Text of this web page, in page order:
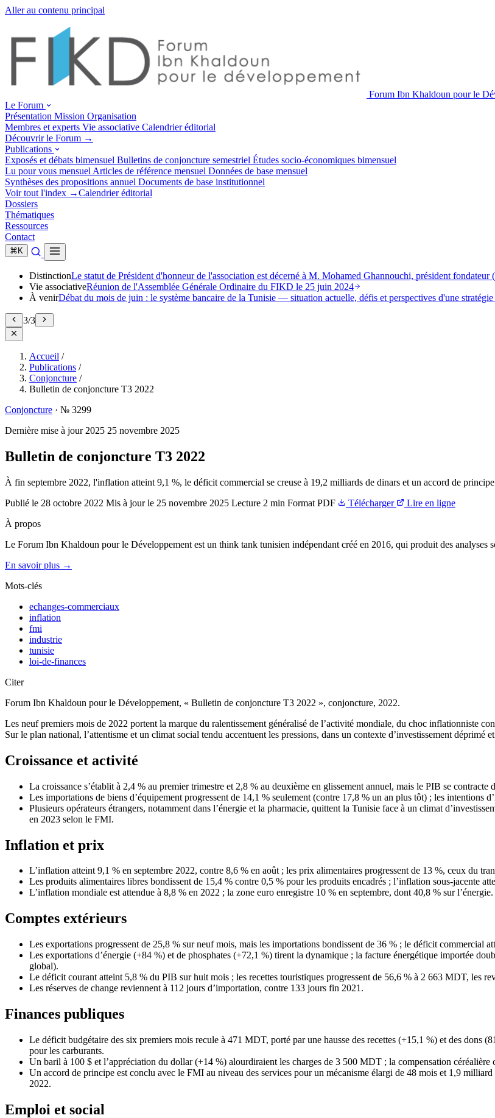
Aller au contenu principal
Forum Ibn Khaldoun pour le
Le Forum
Présentation Mission Organisation
Membres et experts Vie associative Calendrier éditorial
Découvrir le Forum →
Publications
Exposés et débats bimensuel Bulletins de conjoncture semestriel Études socio-économiques bimensuel
Lu pour vous mensuel Articles de référence mensuel Données de base mensuel
Synthèses des propositions annuel Documents de base institutionnel
Voir tout l'index →Calendrier éditorial
Dossiers
Thématiques
Ressources
Contact
⌘ K
DistinctionLe statut de Président d'honneur de l'association est décerné à M. Mohamed Ghannouchi, président fondateur
Vie associativeRéunion de l'Assemblée Générale Ordinaire du FIKD le 25 juin 2024
À venirDébat du mois de juin : le système bancaire de la Tunisie — situation actuelle, défis et perspectives d'une
3/3
Accueil /
Publications /
Conjoncture /
Bulletin de conjoncture T3 2022
Conjoncture · № 3299
Dernière mise à jour 2025 25 novembre 2025
Bulletin de conjoncture T3 2022
À fin septembre 2022, l'inflation atteint 9,1 %, le déficit commercial se creuse à 19,2 milliards de dinars et un accord de
Publié le 28 octobre 2022 Mis à jour le 25 novembre 2025 Lecture 2 min Format PDF Télécharger
Lire en ligne
À propos
Le Forum Ibn Khaldoun pour le Développement est un think tank tunisien indépendant créé en 2016, qui produit des analyses
En savoir plus →
Mots-clés
echanges-commerciaux
inflation
fmi
industrie
tunisie
loi-de-finances
Citer
Forum Ibn Khaldoun pour le Développement, « Bulletin de conjoncture T3 2022 », conjoncture, 2022.
Les neuf premiers mois de 2022 portent la marque du ralentissement généralisé de l’activité mondiale, du choc inflationniste
Sur le plan national, l’attentisme et un climat social tendu accentuent les pressions, dans un contexte d’investissement déprimé
Croissance et activité
La croissance s’établit à 2,4 % au premier trimestre et 2,8 % au deuxième en glissement annuel, mais le PIB se
Les importations de biens d’équipement progressent de 14,1 % seulement (contre 17,8 % un an plus tôt) ; les intentions
Plusieurs opérateurs étrangers, notamment dans l’énergie et la pharmacie, quittent la Tunisie face à un climat
en 2023 selon le FMI.
Inflation et prix
L’inflation atteint 9,1 % en septembre 2022, contre 8,6 % en août ; les prix alimentaires progressent de 13 %, ceux du
Les produits alimentaires libres bondissent de 15,4 % contre 0,5 % pour les produits encadrés ; l’inflation sous-jacente
L’inflation mondiale est attendue à 8,8 % en 2022 ; la zone euro enregistre 10 % en septembre, dont 40,8 % sur l’énergie.
Comptes extérieurs
Les exportations progressent de 25,8 % sur neuf mois, mais les importations bondissent de 36 % ; le déficit commercial
Les exportations d’énergie (+84 %) et de phosphates (+72,1 %) tirent la dynamique ; la facture énergétique importée
global).
Le déficit courant atteint 5,8 % du PIB sur huit mois ; les recettes touristiques progressent de 56,6 % à 2 663 MDT, les
Les réserves de change reviennent à 112 jours d’importation, contre 133 jours fin 2021.
Finances publiques
Le déficit budgétaire des six premiers mois recule à 471 MDT, porté par une hausse des recettes (+15,1 %) et des
pour les carburants.
Un baril à 100 $ et l’appréciation du dollar (+14 %) alourdiraient les charges de 3 500 MDT ; la compensation
Un accord de principe est conclu avec le FMI au niveau des services pour un mécanisme élargi de 48 mois et 1,9
2022.
Emploi et social